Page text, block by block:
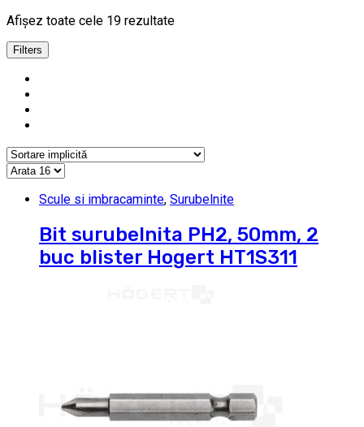
Afișez toate cele 19 rezultate
Filters
Scule si imbracaminte, Surubelnite
Bit surubelnita PH2, 50mm, 2
buc blister Hogert HT1S311